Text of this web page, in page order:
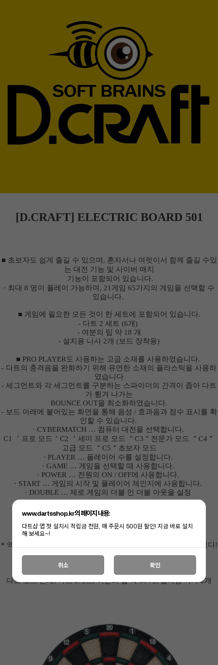
페이코 ID로 페
PAYCO 바로구매
[D.CRAFT] ELECTRIC BOARD 501
■ 초보자도 쉽게 즐길 수 있으며 , 혼자서나 여럿이서 함께 즐길 수있
는 대전 기능 및 사이버 매치
기능이 포함되어 있습니다.
· 최대 8 명이 플레이 가능하며 , 21 게임 65가지의 게임을 선택할 수
있습니다.
■ 게임에 필요한 모든 것이 한 세트에 포함되어 있습니다.
- 다트 2 세트 (6개)
- 여분의 팁 약 18 개
- 설치용 나사 2개 (보드 장착용)
■ PRO PLAYER 도 사용하는 고급 소재를 사용하였습니다.
- 다트의 충격음을 완화하기 위해 유연한 소재의 플라스틱을 사용하
였습니다
- 세그먼트와 각 세그먼트를 구분하는 스파이더의 간격이 좁아 다트
가 튕겨 나가는
BOUNCE OUT을 최소화하였습니다.
- 보드 아래에 붙어있는 화면을 통해 음성 / 효과음과 점수 표시를 확
인할 수 있습니다.
· CYBERMATCH … 컴퓨터 대전을 선택합니다.
C1 ＇ 프로 모드 ＇C2 ＇ 세미 프로 모드 ＂C3＂ 전문가 모드
＂C4＂
고급 모드 ＂C5＂ 초보자 모드
· PLAYER … 플레이어 수를 설정합니다.
· GAME … 게임을 선택할 때 사용합니다.
· POWER … 전원의 ON / OFF에 사용합니다.
· START … 게임의 시작 및 플레이어 체인지에 사용합니다.
· DOUBLE … 제로 게임의 더블 인 더블 아웃을 설정
보드의 세그먼트 면적: 13.2인치 (스틸보드 사이즈입니다)
크기
(cm) : W38.5 × H44.5 × D2.9
무게:약980g
* 액정을 이용하기 위해서는 AAA 사이즈 건전지 3개가 필요합니다!
(별매)
구성품
다트 보드 본체,다트2세트, 여분의 팁 약 18개,설치용 나사2개
www.dartsshop.kr의 페이지 내용:
다트샵 앱 첫 설치시 적립금 천원, 매 주문시 500원 할인! 지금 바로 설치
해 보세요~!
취소 확인